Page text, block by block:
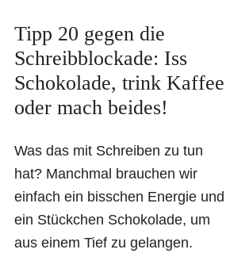
Tipp 20 gegen die
Schreibblockade: Iss
Schokolade, trink Kaffee
oder mach beides!
Was das mit Schreiben zu tun
hat? Manchmal brauchen wir
einfach ein bisschen Energie und
ein Stückchen Schokolade, um
aus einem Tief zu gelangen.